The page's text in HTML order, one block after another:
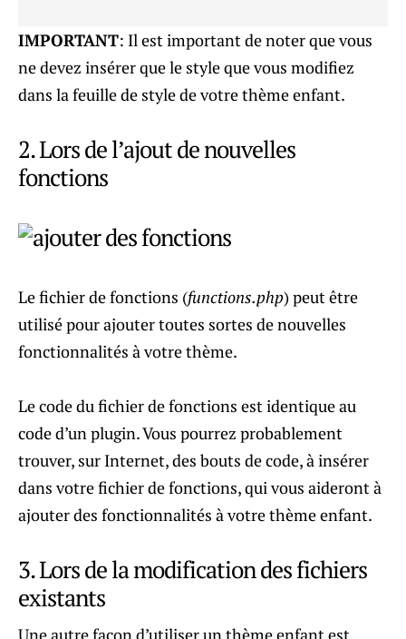
IMPORTANT: Il est important de noter que vous
ne devez insérer que le style que vous modifiez
dans la feuille de style de votre thème enfant.
2. Lors de l’ajout de nouvelles
fonctions
Le fichier de fonctions (functions.php) peut être
utilisé pour ajouter toutes sortes de nouvelles
fonctionnalités à votre thème.
Le code du fichier de fonctions est identique au
code d’un plugin. Vous pourrez probablement
trouver, sur Internet, des bouts de code, à insérer
dans votre fichier de fonctions, qui vous aideront à
ajouter des fonctionnalités à votre thème enfant.
3. Lors de la modification des fichiers
existants